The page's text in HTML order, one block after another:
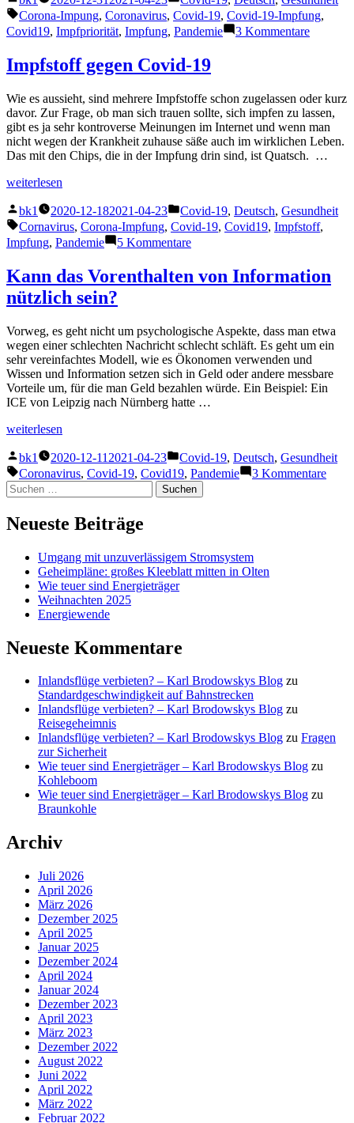
Priorisierung“
von
unter
Schlagwörter:
Corona-Impung, Coronavirus, Covid-19, Covid-19-Impfung,
Covid19, Impfpriorität, Impfung, Pandemie 3 Kommentarezu
Impfstoff gegen Covid-19
Wie es aussieht, sind mehrere Impfstoffe schon zugelassen oder kurz
davor. Zur Frage, ob man sich trauen sollte, sich impfen zu lassen,
gibt es ja sehr kontroverse Meinungen im Internet und wenn man
nicht wegen der Krankheit zuhause säße auch im wirklichen Leben.
Das mit den Chips, die in der Impfung drin sind, ist Quatsch. …
„Impfstoff
Covid-
19“
weiterlesen
Veröffentlicht
von
bk1 2020-12-182021-04-23
Veröffentlicht
unter
Covid-19, Deutsch, Gesundheit
Schlagwörter:
Cornavirus, Corona-Impfung, Covid-19, Covid19, Impfstoff,
Impfung, Pandemie 5 Kommentarezu
Covid-
Kann das Vorenthalten von Information
nützlich sein?
Vorweg, es geht nicht um psychologische Aspekte, dass man etwa
wegen einer schlechten Nachricht schlecht schläft. Es geht um ein
sehr vereinfachtes Modell, wie es Ökonomen verwenden und
Wissen und Information setzen sich in Geld oder andere messbare
Vorteile um, für die man Geld bezahlen würde. Ein Beispiel: Ein
ICE von Leipzig nach Nürnberg hatte …
„Kann
Vorenthalten
von
Information
nützlich
weiterlesen
Veröffentlicht
von
bk1 2020-12-11 2021-04-23
Veröffentlicht
unter
Covid-19, Deutsch, Gesundheit
Schlagwörter:
Coronavirus, Covid-19, Covid19, Pandemie 3 Kommentarezu
Suchen
nach:
Neueste Beiträge
Umgang mit unzuverlässigem Stromsystem
Geheimpläne: großes Kleeblatt mitten in Olten
Wie teuer sind Energieträger
Weihnachten 2025
Energiewende
Neueste Kommentare
Inlandsflüge verbieten? – Karl Brodowskys Blog zu
Standardgeschwindigkeit auf Bahnstrecken
Inlandsflüge verbieten? – Karl Brodowskys Blog zu
Reisegeheimnis
Inlandsflüge verbieten? – Karl Brodowskys Blog zu Fragen
zur Sicherheit
Wie teuer sind Energieträger – Karl Brodowskys Blog zu
Kohleboom
Wie teuer sind Energieträger – Karl Brodowskys Blog zu
Braunkohle
Archiv
Juli 2026
April 2026
März 2026
Dezember 2025
April 2025
Januar 2025
Dezember 2024
April 2024
Januar 2024
Dezember 2023
April 2023
März 2023
Dezember 2022
August 2022
Juni 2022
April 2022
März 2022
Februar 2022